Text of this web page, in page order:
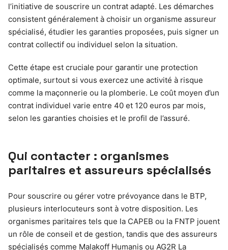
l’initiative de souscrire un contrat adapté. Les démarches
consistent généralement à choisir un organisme assureur
spécialisé, étudier les garanties proposées, puis signer un
contrat collectif ou individuel selon la situation.
Cette étape est cruciale pour garantir une protection
optimale, surtout si vous exercez une activité à risque
comme la maçonnerie ou la plomberie. Le coût moyen d’un
contrat individuel varie entre 40 et 120 euros par mois,
selon les garanties choisies et le profil de l’assuré.
Qui contacter : organismes
paritaires et assureurs spécialisés
Pour souscrire ou gérer votre prévoyance dans le BTP,
plusieurs interlocuteurs sont à votre disposition. Les
organismes paritaires tels que la CAPEB ou la FNTP jouent
un rôle de conseil et de gestion, tandis que des assureurs
spécialisés comme Malakoff Humanis ou AG2R La